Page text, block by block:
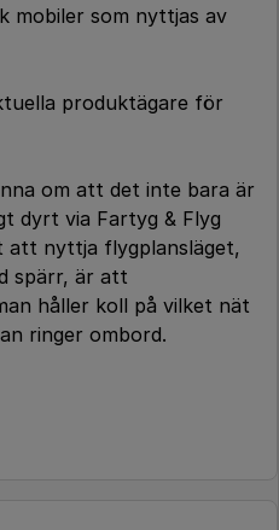
mobiler som nyttjas av
produktägare för
om att det inte bara är
dyrt via Fartyg & Flyg
att nyttja flygplansläget,
spärr, är att
håller koll på vilket nät
ringer ombord.